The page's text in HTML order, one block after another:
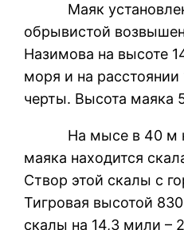
Маяк установлен
обрывистой
Назимова на высоте
моря и на расстоянии
черты. Высота маяка
На мысе в 40 м к
маяка находится
Створ этой скалы с
Тигровая высотой
скалы на 14,3 мили –